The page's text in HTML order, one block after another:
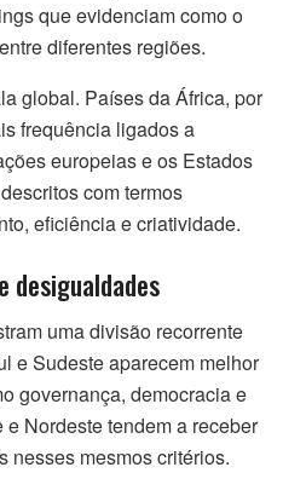
que evidenciam como o
diferentes regiões.
global. Países da África, por
frequência ligados a
europeias e os Estados
com termos
eficiência e criatividade.
desigualdades
uma divisão recorrente
e Sudeste aparecem melhor
governança, democracia e
Nordeste tendem a receber
nesses mesmos critérios.